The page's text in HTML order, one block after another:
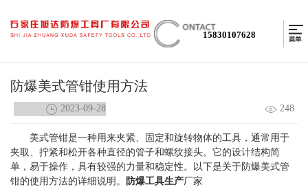
15830107628
防爆美式管钳使用方法
248
2023-09-28
美式管钳是一种用来夹紧、固定和旋转物体的工具，通常用于
夹取、拧紧和松开各种直径的管子和螺纹接头。它的设计结构简
单，易于操作，具有较强的力量和稳定性。以下是关于防爆美式管
钳的使用方法的详细说明。
防爆工具生产厂家